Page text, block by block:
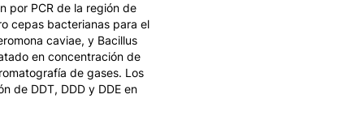
por PCR de la región de
cepas bacterianas para el
caviae, y Bacillus
en concentración de
de gases. Los
de DDT, DDD y DDE en